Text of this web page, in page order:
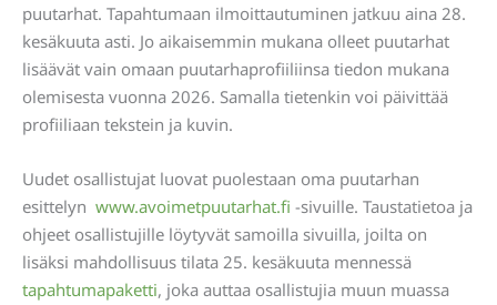
puutarhat. Tapahtumaan ilmoittautuminen jatkuu aina 28.
kesäkuuta asti. Jo aikaisemmin mukana olleet puutarhat
lisäävät vain omaan puutarhaprofiiliinsa tiedon mukana
olemisesta vuonna 2026. Samalla tietenkin voi päivittää
profiiliaan tekstein ja kuvin.
Uudet osallistujat luovat puolestaan oma puutarhan
esittelyn www.avoimetpuutarhat.fi -sivuille. Taustatietoa ja
ohjeet osallistujille löytyvät samoilla sivuilla, joilta on
lisäksi mahdollisuus tilata 25. kesäkuuta mennessä
tapahtumapaketti, joka auttaa osallistujia muun muassa